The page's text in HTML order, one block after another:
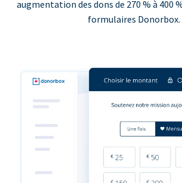
augmentation des dons de 270 % à 400
formulaires Donorbox.